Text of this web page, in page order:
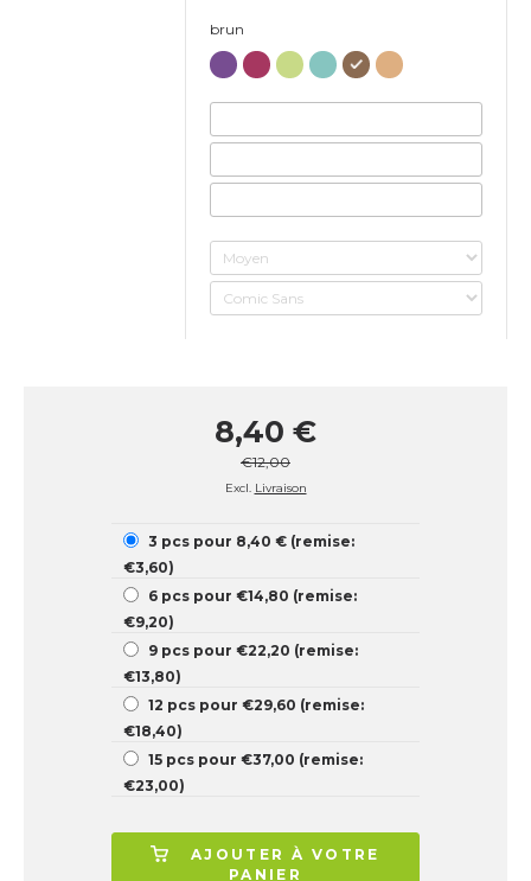
brun
8,40 €
€12,00
Excl. Livraison
3 pcs pour 8,40 € (remise:
€3,60)
6 pcs pour €14,80 (remise:
€9,20)
9 pcs pour €22,20 (remise:
€13,80)
12 pcs pour €29,60 (remise:
€18,40)
15 pcs pour €37,00 (remise:
€23,00)
AJOUTER À VOTRE
PANIER